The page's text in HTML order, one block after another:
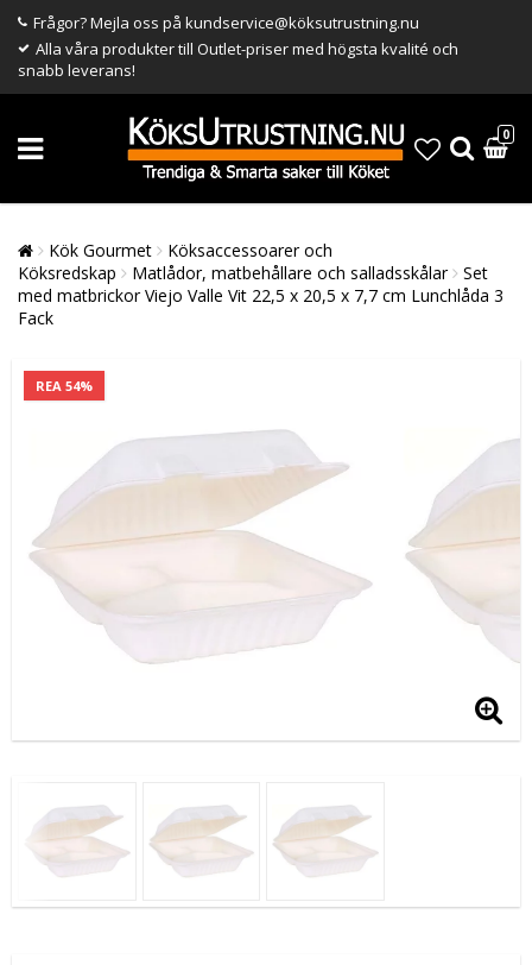
Frågor? Mejla oss på kundservice@köksutrustning.nu
Alla våra produkter till Outlet-priser med högsta kvalité och
snabb leverans!
0
Kök Gourmet
Köksaccessoarer och
Köksredskap
Matlådor, matbehållare och salladsskålar
Set
med matbrickor Viejo Valle Vit 22,5 x 20,5 x 7,7 cm Lunchlåda 3
Fack
REA 54%